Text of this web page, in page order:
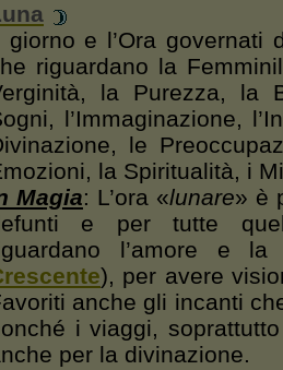
giorno e l’Ora governati
riguardano la
la Purezza, la
l’Immaginazione,
le
la Spiritualità, i
Magia: L’ora «lunare» è
e per tutte
l’amore e
), per avere
anche gli incanti
i viaggi,
per la divinazione.